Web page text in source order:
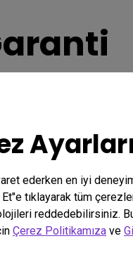
ederken en iyi
tıklayarak tüm
reddedebilirsiniz.
Çerez Politikamıza ve